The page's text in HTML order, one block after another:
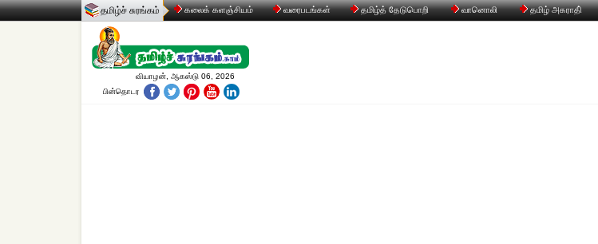
தமிழ்ச் சுரங்கம் கலைக் களஞ்சியம் வரைபடங்கள் தமிழ்த் தேடுபொறி வானொலி தமிழ் அகராதி்
வியாழன், ஆகஸ்டு 06, 2026
பின்தொடர